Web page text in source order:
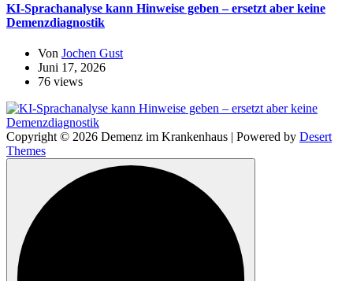
KI-Sprachanalyse kann Hinweise geben – ersetzt aber keine
Demenzdiagnostik
Von Jochen Gust
Juni 17, 2026
76 views
Copyright © 2026 Demenz im Krankenhaus | Powered by Desert
Themes